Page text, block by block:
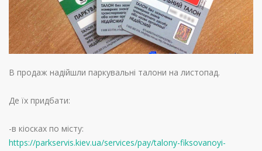
В продаж надійшли паркувальні талони на листопад.
Де їх придбати:
-в кіосках по місту:
https://parkservis.kiev.ua/services/pay/talony-fiksovanoyi-